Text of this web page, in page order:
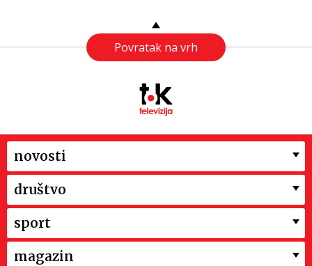
Povratak na vrh
novosti
društvo
sport
magazin